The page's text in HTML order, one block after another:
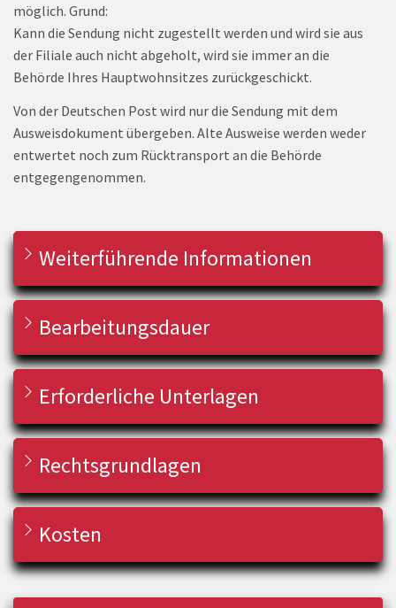
möglich. Grund:
Kann die Sendung nicht zugestellt werden und wird sie aus
der Filiale auch nicht abgeholt, wird sie immer an die
Behörde Ihres Hauptwohnsitzes zurückgeschickt.
Von der Deutschen Post wird nur die Sendung mit dem
Ausweisdokument übergeben. Alte Ausweise werden weder
entwertet noch zum Rücktransport an die Behörde
entgegengenommen.
Weiterführende Informationen
Bearbeitungsdauer
Erforderliche Unterlagen
Rechtsgrundlagen
Kosten